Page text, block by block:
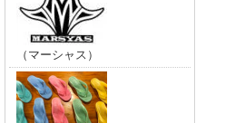
（マーシャス）